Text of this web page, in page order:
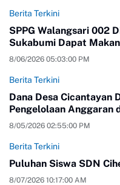
Berita Terkini
SPPG Walangsari 002
Sukabumi Dapat
8/06/2026 05:03:00 PM
Berita Terkini
Dana Desa Cicantayan
Pengelolaan Anggaran
8/05/2026 02:55:00 PM
Berita Terkini
Puluhan Siswa SDN
8/07/2026 10:17:00 AM